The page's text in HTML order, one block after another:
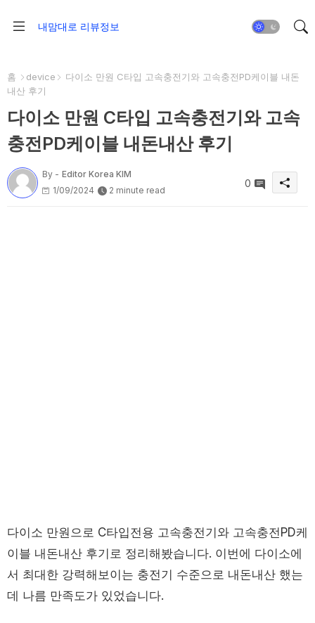
내맘대로 리뷰정보
홈 device
다이소 만원 C타입 고속충전기와 고속충전PD케이블 내돈
내산 후기
다이소 만원 C타입 고속충전기와 고속
충전PD케이블 내돈내산 후기
By - Editor Korea KIM
1/09/2024
2 minute read
0
다이소 만원으로 C타입전용 고속충전기와 고속충전PD케
이블 내돈내산 후기로 정리해봤습니다. 이번에 다이소에
서 최대한 강력해보이는 충전기 수준으로 내돈내산 했는
데 나름 만족도가 있었습니다.